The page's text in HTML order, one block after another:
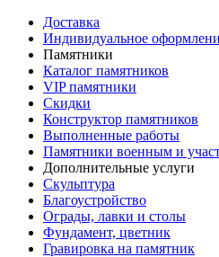
Доставка
Индивидуальное
Памятники
Каталог памятников
VIP памятники
Скидки
Конструктор памятников
Выполненные работы
Памятники военным и
Дополнительные услуги
Скульптура
Благоустройство
Ограды, лавки и столы
Фундамент, цветник
Гравировка на памятник